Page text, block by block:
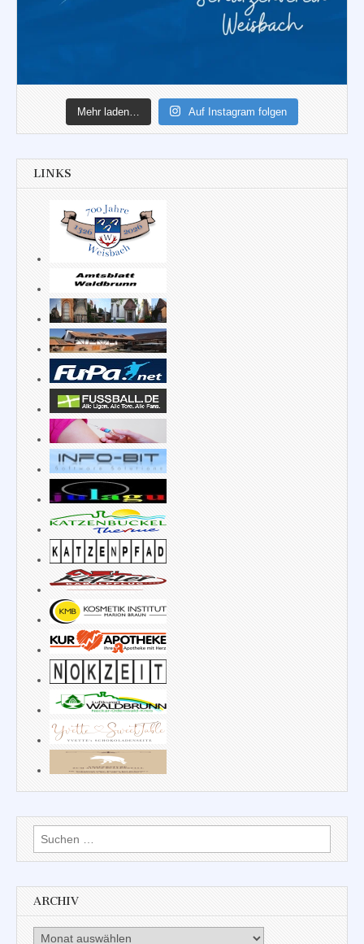
Mehr laden… Auf Instagram folgen
LINKS
Suchen
nach:
ARCHIV
Archiv